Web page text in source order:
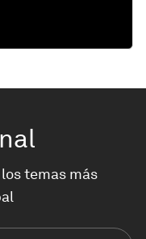
temas más